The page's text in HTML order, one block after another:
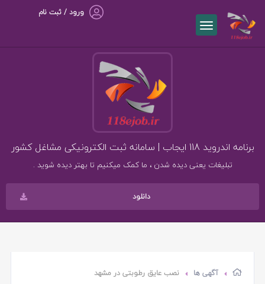
ورود / ثبت نام
برنامه اندروید 118 ایجاب | سامانه ثبت الکترونیکی مشاغل کشور
تبلیغات یعنی دیده شدن ، ما کمک میکنیم تا بهتر دیده شوید .
دانلود
آگهی ها نصب عایق رطوبتی در مشهد